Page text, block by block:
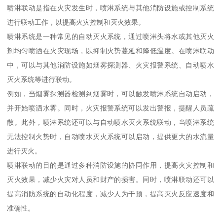
喷淋联动是指在火灾发生时，喷淋系统与其他消防设施或控制系统
进行联动工作，以提高火灾控制和灭火效果。
喷淋系统是一种常见的自动灭火系统，通过喷淋头将水或其他灭火
剂均匀喷洒在火灾现场，以抑制火势蔓延和降低温度。在喷淋联动
中，可以与其他消防设施如烟雾探测器、火灾报警系统、自动喷水
灭火系统等进行联动。
例如，当烟雾探测器检测到烟雾时，可以触发喷淋系统自动启动，
并开始喷洒水雾。同时，火灾报警系统可以发出警报，提醒人员疏
散。此外，喷淋系统还可以与自动喷水灭火系统联动，当喷淋系统
无法控制火势时，自动喷水灭火系统可以启动，提供更大的水流量
进行灭火。
喷淋联动的目的是通过多种消防设施的协同作用，提高火灾控制和
灭火效果，减少火灾对人员和财产的损害。同时，喷淋联动还可以
提高消防系统的自动化程度，减少人为干预，提高灭火反应速度和
准确性。